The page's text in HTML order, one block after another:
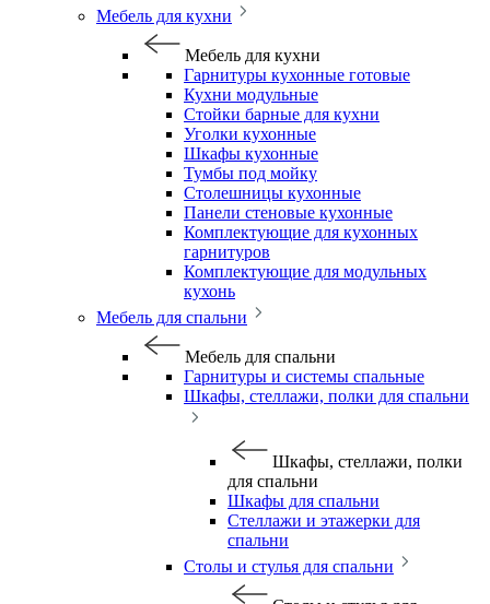
Мебель для кухни
Мебель для кухни
Гарнитуры кухонные готовые
Кухни модульные
Стойки барные для кухни
Уголки кухонные
Шкафы кухонные
Тумбы под мойку
Столешницы кухонные
Панели стеновые кухонные
Комплектующие для кухонных
гарнитуров
Комплектующие для модульных
кухонь
Мебель для спальни
Мебель для спальни
Гарнитуры и системы спальные
Шкафы, стеллажи, полки для спальни
Шкафы, стеллажи, полки
для спальни
Шкафы для спальни
Стеллажи и этажерки для
спальни
Столы и стулья для спальни